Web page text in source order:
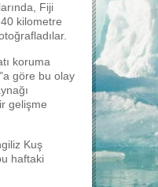
Fiji
kilometre
koruma
göre bu olay
gelişme
Kuş
haftaki